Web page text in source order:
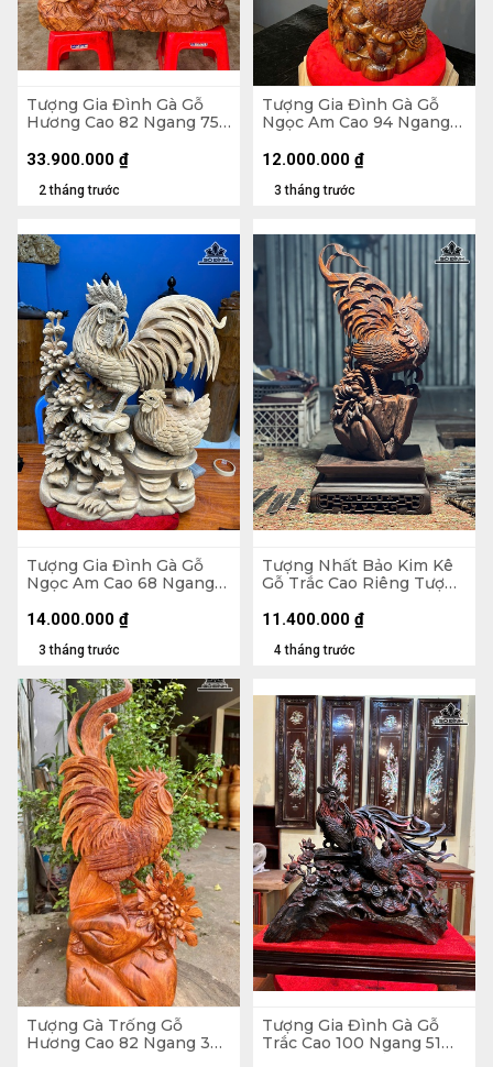
Tượng Gia Đình Gà Gỗ
Hương Cao 82 Ngang 75
2 tháng trước
33.900.000 ₫
Tượng Gia Đình Gà Gỗ
Ngọc Am Cao 94 Ngang
3 tháng trước
12.000.000 ₫
Tượng Gia Đình Gà Gỗ
Ngọc Am Cao 68 Ngang
3 tháng trước
14.000.000 ₫
Tượng Nhất Bảo Kim Kê
Gỗ Trắc Cao Riêng Tượng
22x22x10 (cm)
4 tháng trước
11.400.000 ₫
Tượng Gà Trống Gỗ
Hương Cao 82 Ngang 36
Tượng Gia Đình Gà Gỗ
Trắc Cao 100 Ngang 51